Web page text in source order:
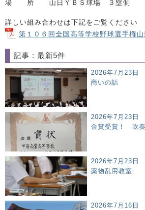
場 所 山日ＹＢＳ球場 ３塁側
詳しい組み合わせは下記をご覧ください
第１０６回全国高等学校野球選手権
記事：最新5件
2026年7月23日
商いの話
2026年7月23日
金賞受賞！ 吹
2026年7月23日
薬物乱用教室
2026年7月16日